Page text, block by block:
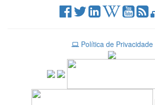
Política de Privacidade